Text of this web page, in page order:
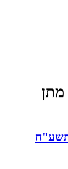
מתן
תשע"ח